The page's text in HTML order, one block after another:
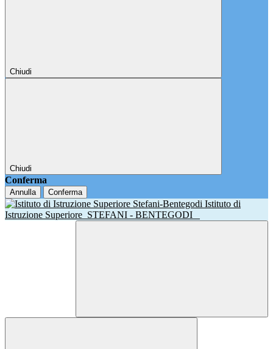
Chiudi
Chiudi
Conferma
Annulla Conferma
Istituto di
Istruzione Superiore STEFANI - BENTEGODI